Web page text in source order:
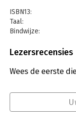
waarmee zij hun
bevat het boek een
‘vergeten zaken’,
niet alleen een
Rotterdamse
nieuwe ogen te
ISBN13:
Taal:
Bindwijze:
Uitgever:
Verschijningsdatum:
Lezersrecensies
Wees de eerste